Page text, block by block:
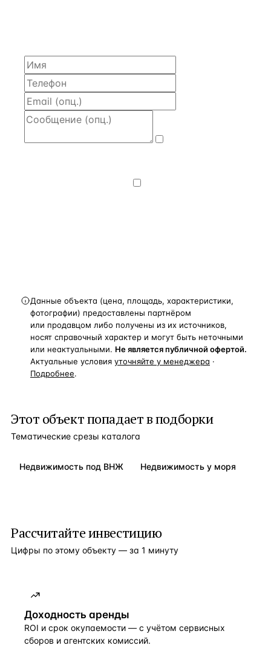
Данные объекта (цена, площадь, характеристики,
фотографии) предоставлены партнёром
или продавцом либо получены из их источников,
носят справочный характер и могут быть неточными
или неактуальными. Не является публичной офертой.
Актуальные условия уточняйте у менеджера ·
Подробнее.
Этот объект попадает в подборки
Тематические срезы каталога
Недвижимость под ВНЖ Недвижимость у моря
Рассчитайте инвестицию
Цифры по этому объекту — за 1 минуту
Доходность аренды
ROI и срок окупаемости — с учётом сервисных
сборов и агентских комиссий.